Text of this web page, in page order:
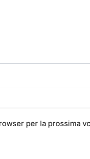
per la prossima